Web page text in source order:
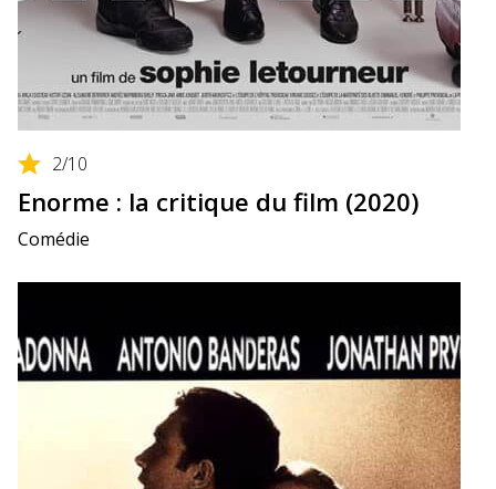
2/10
Enorme : la critique du film (2020)
Comédie